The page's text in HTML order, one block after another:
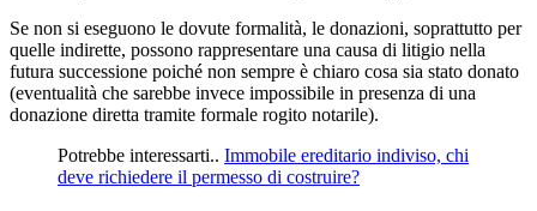
Se non si eseguono le dovute formalità, le donazioni, soprattutto per
quelle indirette, possono rappresentare una causa di litigio nella
futura successione poiché non sempre è chiaro cosa sia stato donato
(eventualità che sarebbe invece impossibile in presenza di una
donazione diretta tramite formale rogito notarile).
Potrebbe interessarti.. Immobile ereditario indiviso, chi
deve richiedere il permesso di costruire?